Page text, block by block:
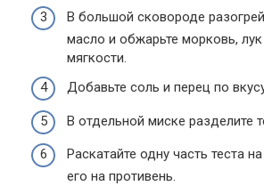
В большой сковороде
масло и обжарьте морковь,
мягкости.
Добавьте соль и перец по
В отдельной миске разделите
Раскатайте одну часть теста
его на противень.